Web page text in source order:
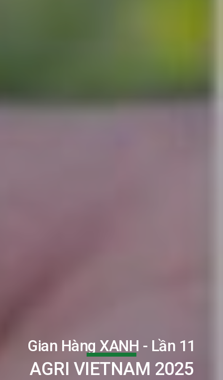
Gian Hàng XANH - Lần 11
AGRI VIETNAM 2025